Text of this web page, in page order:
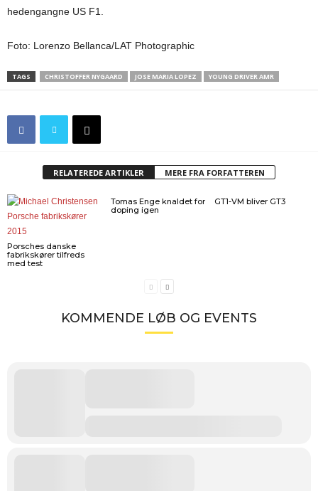
hedengangne US F1.
Foto: Lorenzo Bellanca/LAT Photographic
TAGS CHRISTOFFER NYGAARD JOSE MARIA LOPEZ YOUNG DRIVER AMR
RELATEREDE ARTIKLER MERE FRA FORFATTEREN
Porsches danske
fabrikskører tilfreds
med test
Tomas Enge knaldet for
doping igen
GT1-VM bliver GT3
KOMMENDE LØB OG EVENTS